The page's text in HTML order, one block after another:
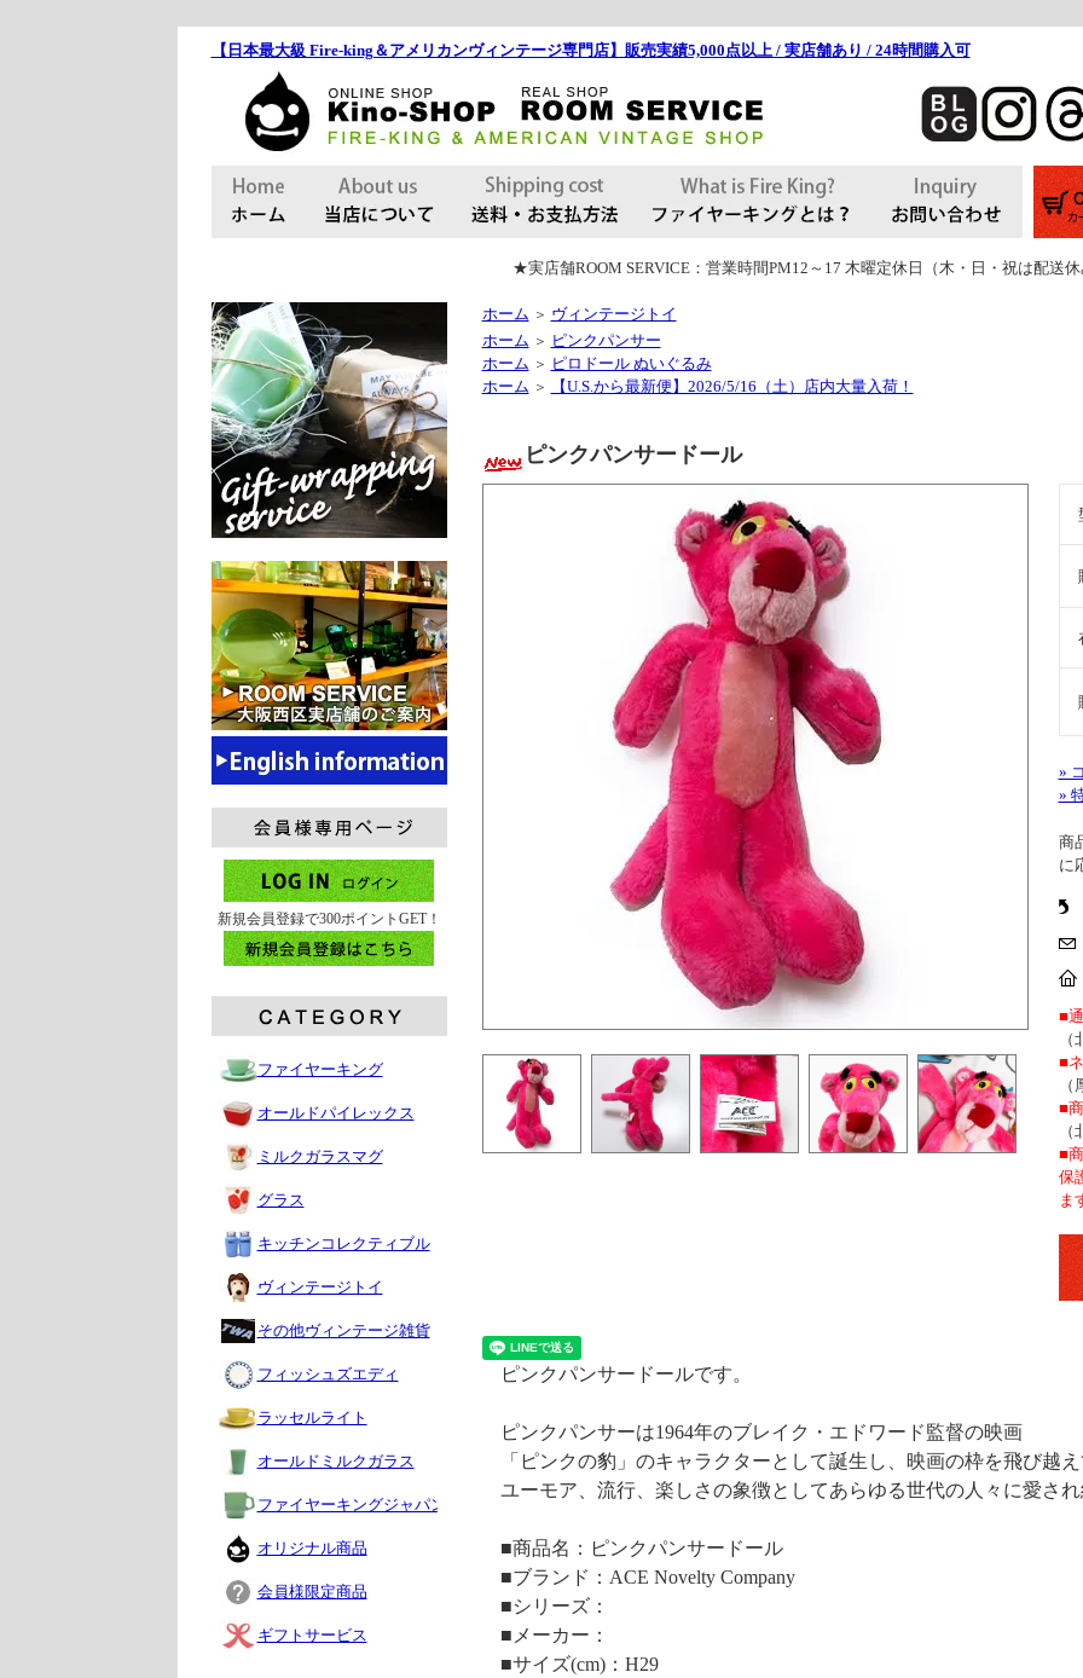
【日本最大級 Fire-king＆アメリカンヴィンテージ専門店】販売実績5,000点以上 / 実店舗あり / 24時間購入可
★実店舗ROOM SERVICE：営業時間PM12～17 木曜定休日（木・日・祝は配送
新規会員登録で300ポイントGET！
ファイヤーキング
オールドパイレックス
ミルクガラスマグ
グラス
キッチンコレクティブル
ヴィンテージトイ
その他ヴィンテージ雑貨
フィッシュズエディ
ラッセルライト
オールドミルクガラス
ファイヤーキングジャパン
オリジナル商品
会員様限定商品
ギフトサービス
ホーム ＞ ヴィンテージトイ
ホーム ＞ ピンクパンサー
ホーム ＞ ピロドール ぬいぐるみ
ホーム ＞ 【U.S.から最新便】2026/5/16（土）店内大量入荷！
ピンクパンサードール
»
»
商
に
■
■
■
■
保
ま
ピンクパンサードールです。
ピンクパンサーは1964年のブレイク・エドワード監督の映画
「ピンクの豹」のキャラクターとして誕生し、映画の枠を飛び越
ユーモア、流行、楽しさの象徴としてあらゆる世代の人々に愛さ
■商品名：ピンクパンサードール
■ブランド：ACE Novelty Company
■シリーズ：
■メーカー：
■サイズ(cm)：H29